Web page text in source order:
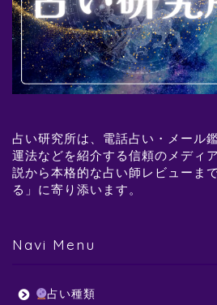
占い研究所は、電話占い・メール
運法などを紹介する信頼のメディ
説から本格的な占い師レビューま
る」に寄り添います。
Navi Menu
占い種類